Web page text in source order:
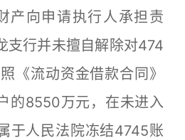
产向申请执行人承担责
支行并未擅自解除对474
《流动资金借款合同》
的8550万元，在未进入
于人民法院冻结4745账